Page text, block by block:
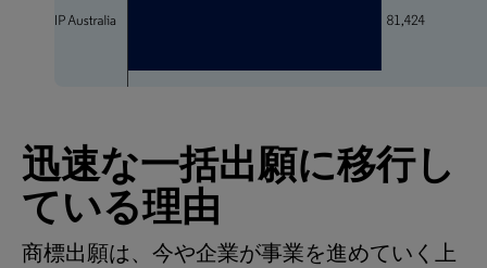
迅速な一括出願に移行し
ている理由
商標出願は、今や企業が事業を進めていく上